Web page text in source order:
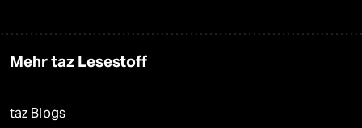
Mehr taz Lesestoff
taz Blogs